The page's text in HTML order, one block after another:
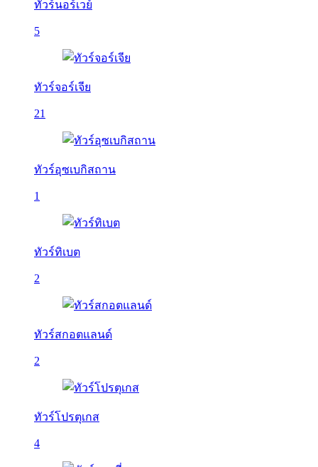
ทัวร์นอร์เวย์
5
ทัวร์จอร์เจีย
21
ทัวร์อุซเบกิสถาน
1
ทัวร์ทิเบต
2
ทัวร์สกอตแลนด์
2
ทัวร์โปรตุเกส
4